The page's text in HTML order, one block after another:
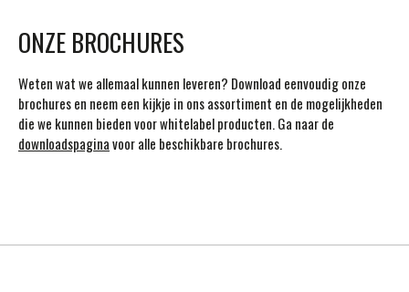
ONZE BROCHURES
Weten wat we allemaal kunnen leveren? Download eenvoudig onze
brochures en neem een kijkje in ons assortiment en de mogelijkheden
die we kunnen bieden voor whitelabel producten. Ga naar de
downloadspaginavoor alle beschikbare brochures.